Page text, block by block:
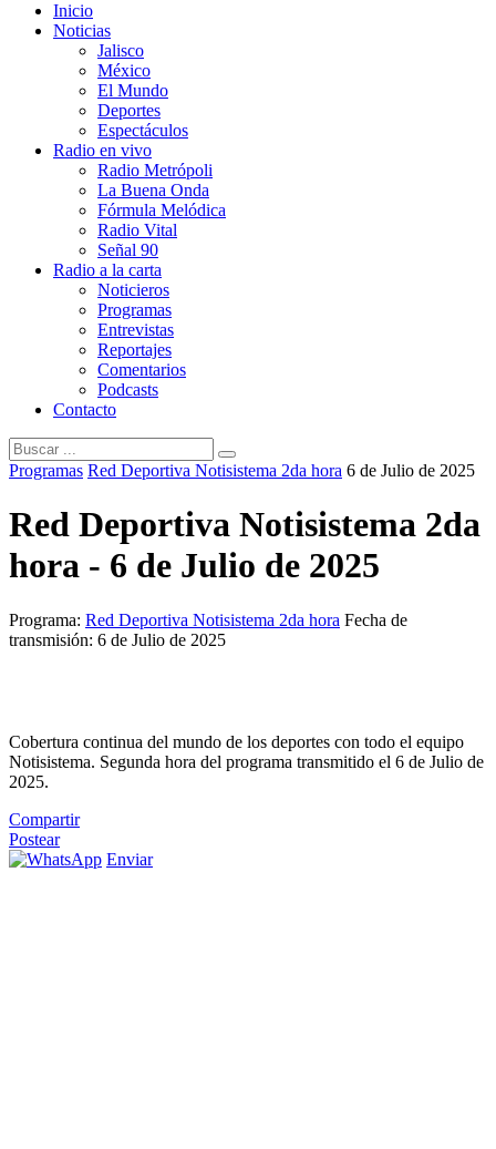
Inicio
Noticias
Jalisco
México
El Mundo
Deportes
Espectáculos
Radio en vivo
Radio Metrópoli
La Buena Onda
Fórmula Melódica
Radio Vital
Señal 90
Radio a la carta
Noticieros
Programas
Entrevistas
Reportajes
Comentarios
Podcasts
Contacto
Programas Red Deportiva Notisistema 2da hora 6 de Julio de 2025
Red Deportiva Notisistema 2da
hora - 6 de Julio de 2025
Programa: Red Deportiva Notisistema 2da hora Fecha de
transmisión: 6 de Julio de 2025
Cobertura continua del mundo de los deportes con todo el equipo
Notisistema. Segunda hora del programa transmitido el 6 de Julio de
2025.
Compartir
Postear
Enviar